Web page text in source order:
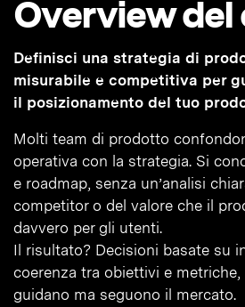
Overview del
Definisci una strategia di
misurabile e competitiva per
il posizionamento del tuo
Molti team di prodotto
operativa con la strategia. Si
e roadmap, senza un’analisi
competitor o del valore che il
davvero per gli utenti.
Il risultato? Decisioni basate su
coerenza tra obiettivi e
guidano ma seguono il mercato.